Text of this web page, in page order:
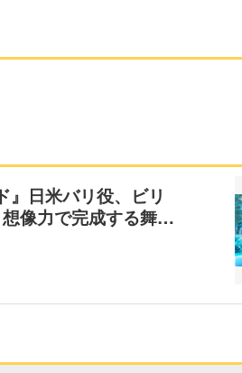
』日米バリ役、ビリ
像力で完成する舞…